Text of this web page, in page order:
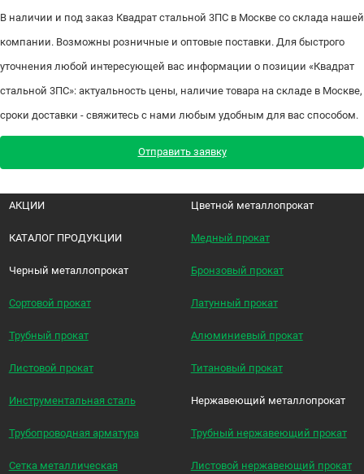
В наличии и под заказ Квадрат стальной 3ПС в Москве со склада нашей
компании. Возможны розничные и оптовые поставки. Для быстрого
уточнения любой интересующей вас информации о позиции «Квадрат
стальной 3ПС»: актуальность цены, наличие товара на складе в Москве,
сроки доставки - свяжитесь с нами любым удобным для вас способом.
Отправить заявку
АКЦИИ
КАТАЛОГ ПРОДУКЦИИ
Черный металлопрокат
Сортовой прокат
Трубный прокат
Листовой прокат
Инструментальная сталь
Трубопроводная арматура
Сетка металлическая
Цветной металлопрокат
Медный прокат
Бронзовый прокат
Латунный прокат
Алюминиевый прокат
Титановый прокат
Нержавеющий металлопрокат
Трубный нержавеющий прокат
Листовой нержавеющий прокат